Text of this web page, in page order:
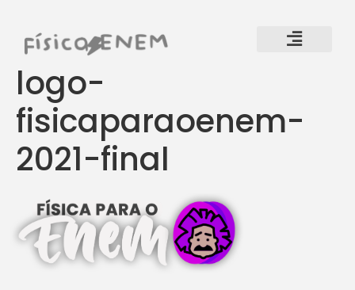
logo-
fisicaparaoenem-
2021-final